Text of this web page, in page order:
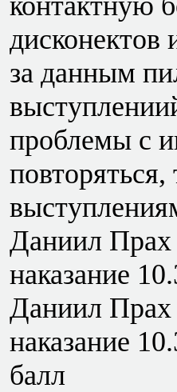
дисконектов
за данным
проблемы с
Даниил
наказание
Даниил Прах
наказание
балл